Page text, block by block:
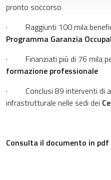
pronto soccorso
· Raggiunti 100 mila
Programma Garanzia
· Finanziati più di 76 mila
formazione professionale
· Conclusi 89 interventi di
infrastrutturale nelle sedi dei
Consulta il documento in